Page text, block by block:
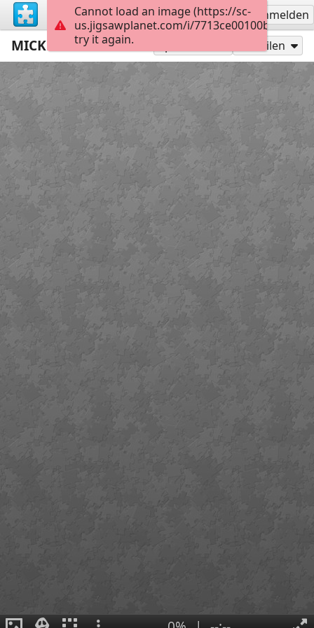
Registrieren Anmelden
MICKEY MOUSE 24 Teilen
Cannot load an image (https://sc-
us.jigsawplanet.com/i/
try it again.